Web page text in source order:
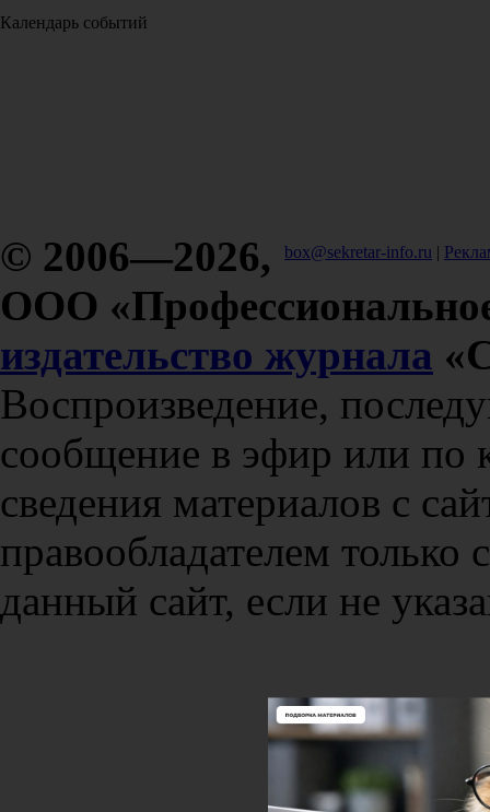
Календарь событий
box@sekretar-info.ru |
© 2006—2026,
ООО
издательство журнала
Воспроизведение,
сообщение в эфир или по
сведения материалов с
правообладателем только
данный сайт, если не